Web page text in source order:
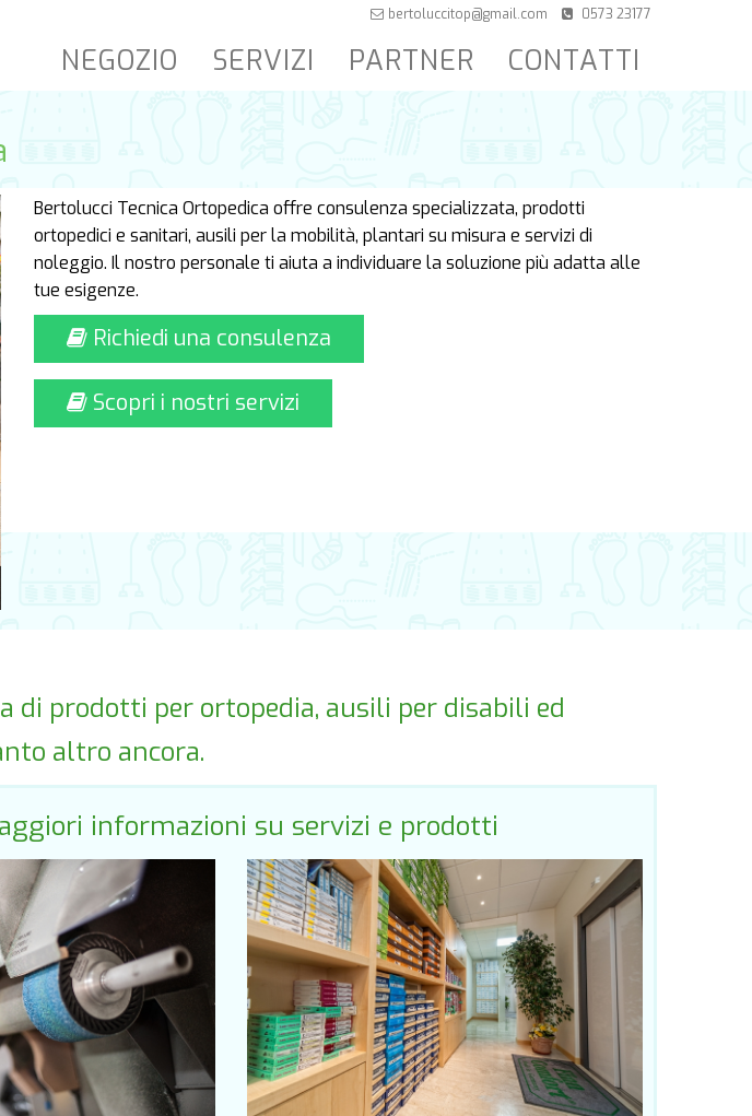
bertoluccitop@gmail.com 0573 23177
NEGOZIO SERVIZI PARTNER CONTATTI
Bertolucci Tecnica Ortopedica offre consulenza specializzata, prodotti
ortopedici e sanitari, ausili per la mobilità, plantari su misura e servizi di
noleggio. Il nostro personale ti aiuta a individuare la soluzione più adatta alle
tue esigenze.
Richiedi una consulenza
Scopri i nostri servizi
di prodotti per ortopedia, ausili per disabili ed
altro ancora.
informazioni su servizi e prodotti